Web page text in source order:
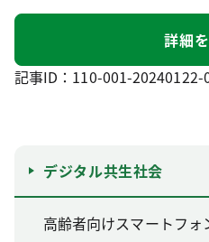
詳細
記事ID：110-001-20240122-
デジタル共生社会
高齢者向けスマートフ